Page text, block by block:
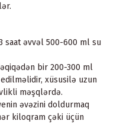
saat əvvəl 500-600 ml su
bir 200-300 ml
xüsusilə uzun
məşqlərdə.
əvəzini doldurmaq
kiloqram çəki üçün